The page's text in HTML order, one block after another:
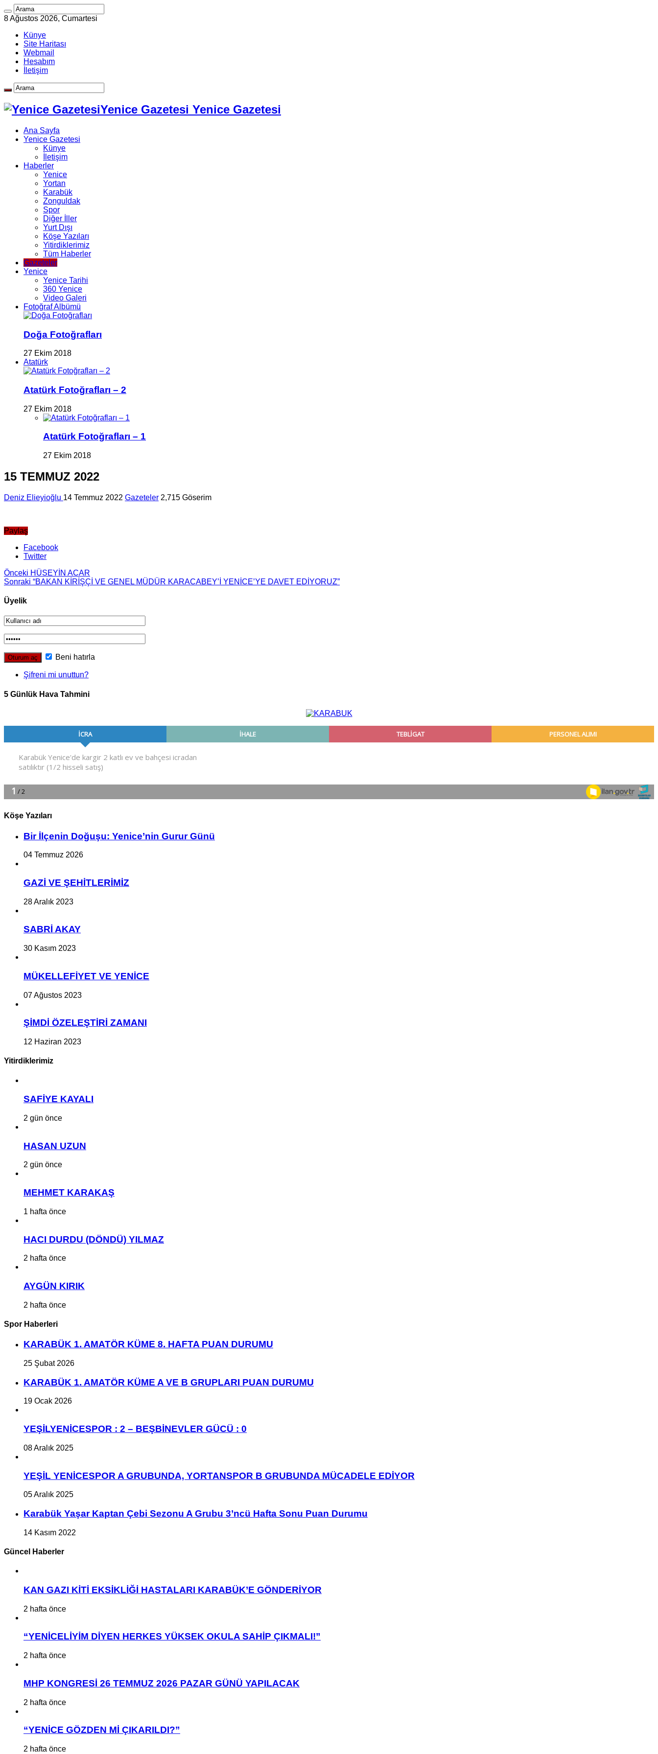
8 Ağustos 2026, Cumartesi
Künye
Site Haritası
Webmail
Hesabım
İletişim
Yenice Gazetesi Yenice Gazetesi
Ana Sayfa
Yenice Gazetesi
Künye
İletişim
Haberler
Yenice
Yortan
Karabük
Zonguldak
Spor
Diğer İller
Yurt Dışı
Köşe Yazıları
Yitirdiklerimiz
Tüm Haberler
Gazeteler
Yenice
Yenice Tarihi
360 Yenice
Video Galeri
Fotoğraf Albümü
Doğa Fotoğrafları
27 Ekim 2018
Atatürk
Atatürk Fotoğrafları – 2
27 Ekim 2018
Atatürk Fotoğrafları – 1
27 Ekim 2018
15 TEMMUZ 2022
Deniz Elieyioğlu 14 Temmuz 2022 Gazeteler 2,715 Göserim
Paylaş
Facebook
Twitter
Önceki HÜSEYİN ACAR
Sonraki “BAKAN KİRİŞÇİ VE GENEL MÜDÜR KARACABEY’İ YENİCE’YE DAVET EDİYORUZ”
Üyelik
Beni hatırla
Şifreni mi unuttun?
5 Günlük Hava Tahmini
Köşe Yazıları
Bir İlçe­nin Do­ğu­şu: Ye­ni­ce’nin Gurur Günü
04 Temmuz 2026
GAZİ VE ŞEHİTLERİMİZ
28 Aralık 2023
SABRİ AKAY
30 Kasım 2023
MÜKELLEFİYET VE YENİCE
07 Ağustos 2023
ŞİMDİ ÖZELEŞTİRİ ZAMANI
12 Haziran 2023
Yitirdiklerimiz
SAFİYE KAYALI
2 gün önce
HASAN UZUN
2 gün önce
MEHMET KARAKAŞ
1 hafta önce
HACI DURDU (DÖNDÜ) YILMAZ
2 hafta önce
AYGÜN KIRIK
2 hafta önce
Spor Haberleri
KARABÜK 1. AMATÖR KÜME 8. HAFTA PUAN DURUMU
25 Şubat 2026
KARABÜK 1. AMATÖR KÜME A VE B GRUPLARI PUAN DURUMU
19 Ocak 2026
YEŞİLYENİCESPOR : 2 – BEŞBİNEVLER GÜCÜ : 0
08 Aralık 2025
YEŞİL YENİCESPOR A GRUBUNDA, YORTANSPOR B GRUBUNDA MÜCADELE EDİYOR
05 Aralık 2025
Karabük Yaşar Kaptan Çebi Sezonu A Grubu 3’ncü Hafta Sonu Puan Durumu
14 Kasım 2022
Güncel Haberler
KAN GAZI KİTİ EKSİKLİĞİ HASTALARI KARABÜK’E GÖNDERİYOR
2 hafta önce
“YENİCELİYİM DİYEN HERKES YÜKSEK OKULA SAHİP ÇIKMALI!”
2 hafta önce
MHP KONGRESİ 26 TEMMUZ 2026 PAZAR GÜNÜ YAPILACAK
2 hafta önce
“YENİCE GÖZDEN Mİ ÇIKARILDI?”
2 hafta önce